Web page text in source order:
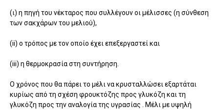
(ι) η πηγή του νέκταρος που συλλέγουν οι μέλισσες (η σύνθεση
των σακχάρων του μελιού),
(ii) ο τρόπος με τον οποίο έχει επεξεργαστεί και
(iii) η θερμοκρασία στη συντήρηση.
Ο χρόνος που θα πάρει το μέλι να κρυσταλλώσει εξαρτάται
κυρίως από τη σχέση φρουκτόζης προς γλυκόζη και τη
γλυκόζη προς την αναλογία της υγρασίας . Μέλι με υψηλή